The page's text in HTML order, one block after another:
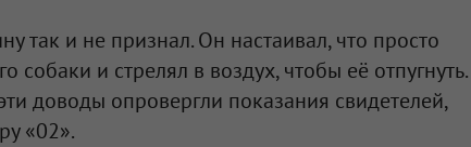
так и не признал. Он настаивал, что просто
и стрелял в воздух, чтобы её отпугнуть.
доводы опровергли показания свидетелей,
«02».